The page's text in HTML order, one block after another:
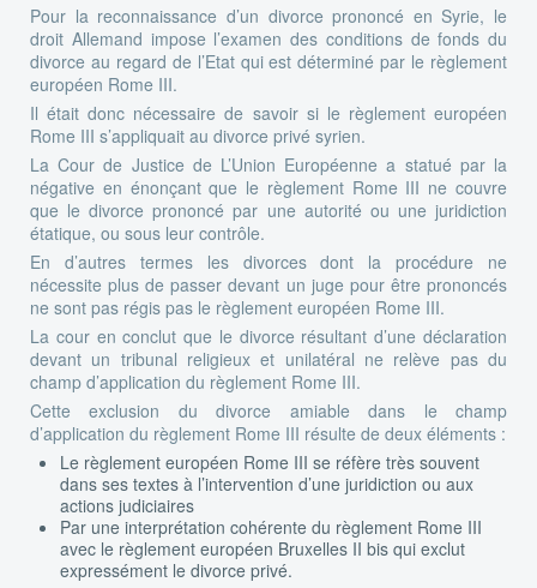
Pour la reconnaissance d’un divorce prononcé en Syrie, le
droit Allemand impose l’examen des conditions de fonds du
divorce au regard de l’Etat qui est déterminé par le règlement
européen Rome III.
Il était donc nécessaire de savoir si le règlement européen
Rome III s’appliquait au divorce privé syrien.
La Cour de Justice de L’Union Européenne a statué par la
négative en énonçant que le règlement Rome III ne couvre
que le divorce prononcé par une autorité ou une juridiction
étatique, ou sous leur contrôle.
En d’autres termes les divorces dont la procédure ne
nécessite plus de passer devant un juge pour être prononcés
ne sont pas régis pas le règlement européen Rome III.
La cour en conclut que le divorce résultant d’une déclaration
devant un tribunal religieux et unilatéral ne relève pas du
champ d’application du règlement Rome III.
Cette exclusion du divorce amiable dans le champ
d’application du règlement Rome III résulte de deux éléments :
Le règlement européen Rome III se réfère très souvent
dans ses textes à l’intervention d’une juridiction ou aux
actions judiciaires
Par une interprétation cohérente du règlement Rome III
avec le règlement européen Bruxelles II bis qui exclut
expressément le divorce privé.